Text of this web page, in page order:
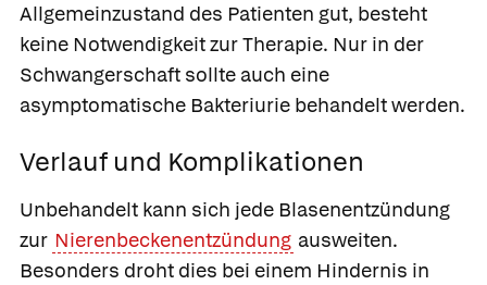
Allgemeinzustand des Patienten gut, besteht
keine Notwendigkeit zur Therapie. Nur in der
Schwangerschaft sollte auch eine
asymptomatische Bakteriurie behandelt werden.
Verlauf und Komplikationen
Unbehandelt kann sich jede Blasenentzündung
zur Nierenbeckenentzündung ausweiten.
Besonders droht dies bei einem Hindernis in